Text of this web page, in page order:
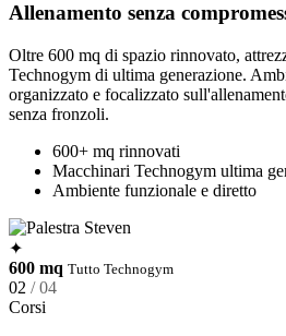
Allenamento senza
Oltre 600 mq di spazio rinnovato,
Technogym di ultima generazione.
organizzato e focalizzato
senza fronzoli.
600+ mq rinnovati
Macchinari Technogym ultima
Ambiente funzionale e diretto
✦
600 mq Tutto Technogym
02 / 04
Corsi